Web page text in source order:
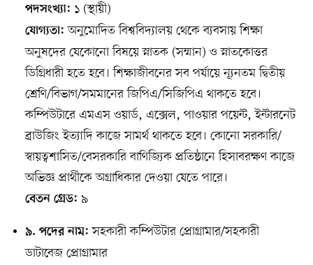
পদসংখ্যা: ১ (স্থায়ী)
যোগ্যতা: অনুমোদিত বিশ্ববিদ্যালয় থেকে ব্যবসায় শিক্ষা
অনুষদের যেকোনো বিষয়ে স্নাতক (সম্মান) ও স্নাতকোত্তর
ডিগ্রিধারী হতে হবে। শিক্ষাজীবনের সব পর্যায়ে ন্যূনতম দ্বিতীয়
শ্রেণি/বিভাগ/সমমানের জিপিএ/সিজিপিএ থাকতে হবে।
কম্পিউটারে এমএস ওয়ার্ড, এক্সেল, পাওয়ার পয়েন্ট, ইন্টারনেট
ব্রাউজিং ইত্যাদি কাজে সামর্থ থাকতে হবে। কোনো সরকারি/
স্বায়ত্বশাসিত/বেসরকারি বাণিজ্যিক প্রতিষ্ঠানে হিসাবরক্ষণ কাজে
অভিজ্ঞ প্রার্থীকে অগ্রাধিকার দেওয়া যেতে পারে।
বেতন গ্রেড: ৯
৯. পদের নাম: সহকারী কম্পিউটার প্রোগ্রামার/সহকারী
ডাটাবেজ প্রোগ্রামার